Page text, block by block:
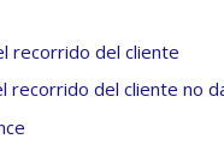
recorrido del cliente
recorrido del cliente no